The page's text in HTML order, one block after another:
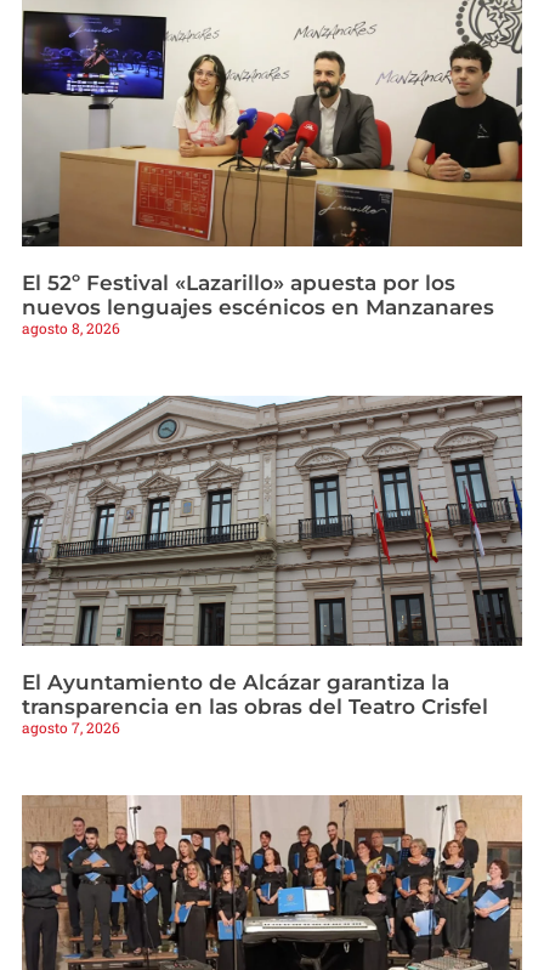
El 52º Festival «Lazarillo» apuesta por los
nuevos lenguajes escénicos en Manzanares
agosto 8, 2026
El Ayuntamiento de Alcázar garantiza la
transparencia en las obras del Teatro Crisfel
agosto 7, 2026